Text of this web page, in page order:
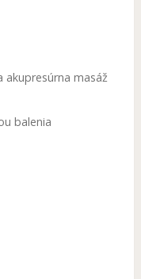
akupresúrna masáž
balenia